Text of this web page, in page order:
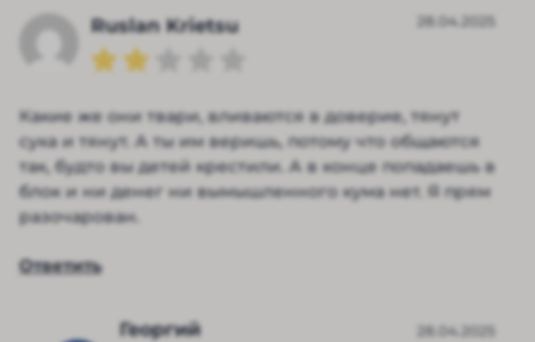
Ruslan Krietsu 28.04.2025
Какие же они твари, вливаются в доверие, тянут
сука и тянут. А ты им веришь, потому что общаются
так, будто вы детей крестили. А в конце попадаешь в
блок и ни денег ни вымышленного кума нет. Я прям
разочарован.
Ответить
Георгий 28.04.2025